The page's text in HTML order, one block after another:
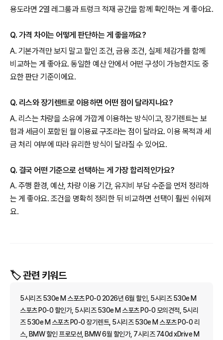
용도라면 2열 레그룸과 트렁크 적재 공간을 함께 확인하는 게 좋아요.
Q. 가격 차이는 어떻게 판단하는 게 좋을까요?
A. 기본가격만 보지 말고 할인 조건, 금융 조건, 실제 체감가를 함께
비교하는 게 좋아요. 동일한 예산 안에서 어떤 구성이 가능한지도 중
요한 판단 기준이에요.
Q. 리스와 장기렌트로 이용하면 어떤 점이 달라지나요?
A. 리스는 차량을 소유에 가깝게 이용하는 방식이고, 장기렌트는 보
험과 세금이 포함된 월 이용료 구조라는 점이 달라요. 이용 목적과 세
금 처리 여부에 따라 유리한 방식이 달라질 수 있어요.
Q. 결국 어떤 기준으로 선택하는 게 가장 합리적인가요?
A. 주행 환경, 예산, 차량 이용 기간, 유지비 부담 수준을 먼저 정리하
는 게 좋아요. 조건을 명확히 정리한 뒤 비교하면 선택이 훨씬 쉬워져
요.
🏷️ 관련 키워드
5시리즈 530e M 스포츠 P0-0 2026년 6월 할인, 5시리즈 530e M
스포츠 P0-0 할인가, 5시리즈 530e M 스포츠 P0-0 모의견적, 5시리
즈 530e M 스포츠 P0-0 장기렌트, 5시리즈 530e M 스포츠 P0-0 리
스, BMW 할인 프로모션, BMW 6월 할인가, 7시리즈 740d xDrive M